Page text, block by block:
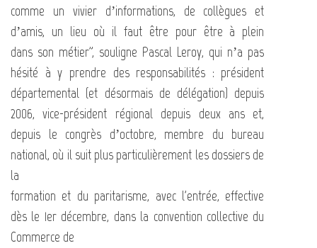
comme un vivier d’informations, de collègues et
d’amis, un lieu où il faut être pour être à plein
dans son métier", souligne Pascal Leroy, qui n’a pas
hésité à y prendre des responsabilités : président
départemental (et désormais de délégation) depuis
2006, vice-président régional depuis deux ans et,
depuis le congrès d’octobre, membre du bureau
national, où il suit plus particulièrement les dossiers de
la
formation et du paritarisme, avec l'entrée, effective
dès le 1er décembre, dans la convention collective du
Commerce de